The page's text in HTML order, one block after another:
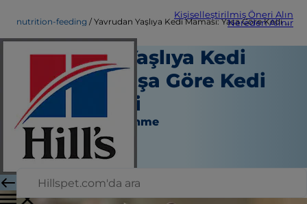
Kişiselleştirilmiş Öneri Alın
Nereden Alınır
nutrition-feeding Yavrudan Yaşlıya Kedi Maması: Yaşa Göre Kedi Beslenmesi
Yavrudan Yaşlıya Kedi
Maması: Yaşa Göre Kedi
Beslenmesi
Beslenme ve Beslenme
Christine O'Brien
|